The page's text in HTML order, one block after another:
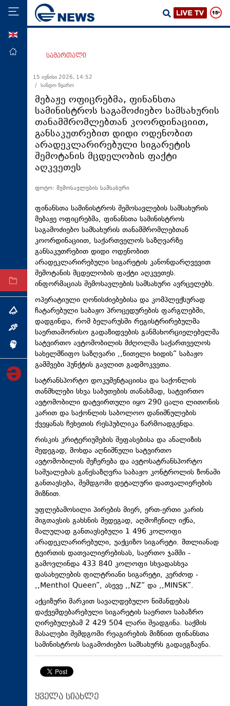
მთავარი
ეკონომიკა
მსოფლიო
ჯანდაცვა
საზოგადოება
სამართალი
თავდაცვა
რეგიონი
კულტურა
სპორტი
ტექნოლოგიები
ტაბლოიდი
არქივი
თემა
ინტერვიუ
ინქვიზიცია
სამართალი
15 ივნისი 2026, 14:52
/ სანდო წყარო
მებაჟე ოფიცრებმა, ფინანსთა
სამინისტროს საგამოძიებო სამსახურის
თანამშრომლებთან კოორდინაციით,
განსაკუთრებით დიდი ოდენობით
არადეკლარირებული სიგარეტის
შემოტანის მცდელობის ფაქტი
აღკვეთეს
ფოტო: შემოსავლების სამსახური
ფინანსთა სამინისტროს შემოსავლების სამსახურის
მებაჟე ოფიცრებმა, ფინანსთა სამინისტროს
საგამოძიებო სამსახურის თანამშრომლებთან
კოორდინაციით, საქართველოს საზღვარზე
განსაკუთრებით დიდი ოდენობით
არადეკლარირებული სიგარეტის კანონდარღვევით
შემოტანის მცდელობის ფაქტი აღკვეთეს.
ინფორმაციას შემოსავლების სამსახური ავრცელებს.
ოპერატიული ღონისძიებებისა და კომპლექსურად
ჩატარებული საბაჟო პროცედურების ფარგლებში,
დადგინდა, რომ ბელარუსში რეგისტრირებულმა
საერთაშორისო გადაზიდვების განმახორციელებელმა
სატვირთო ავტომობილის მძღოლმა საქართველოს
სახელმწიფო საზღვარი ,,წითელი ხიდის“ საბაჟო
გამშვები პუნქტის გავლით გადმოკვეთა.
სატრანსპორტო დოკუმენტაციისა და საქონლის
თანმხლები სხვა საბუთების თანახმად, სატვირთო
ავტომობილი დატვირთული იყო 290 ცალი ლითონის
კარით და საქონლის საბოლოო დანიშნულების
ქვეყანას ჩეხეთის რესპუბლიკა წარმოადგენდა.
რისკის კრიტერიუმების შეფასებისა და ანალიზის
შედეგად, მოხდა აღნიშნული სატვირთო
ავტომობილის შეჩერება და ავტოსატრანსპორტო
საშუალებას განესაზღვრა საბაჟო კონტროლის ზონაში
განთავსება, შემდგომი დეტალური დათვალიერების
მიზნით.
უფლებამოსილი პირების მიერ, ერთ-ერთი კარის
შიგთავსის გახსნის შედეგად, აღმოჩენილ იქნა,
მალულად განთავსებული 1 496 კოლოფი
არადეკლარირებული, უაქციზო სიგარეტი. მთლიანად
ტვირთის დათვალიერებისას, საერთო ჯამში -
გამოვლინდა 433 840 კოლოფი სხვადასხვა
დასახელების ფილტრიანი სიგარეტი, კერძოდ -
,,Menthol Queen”, ასევე ,,NZ“ და ,,MINSK”.
აქციზური მარკით სავალდებულო ნიშანდებას
დაქვემდებარებული სიგარეტის საერთო საბაზრო
ღირებულებამ 2 429 504 ლარი შეადგინა. საქმის
მასალები შემდგომი რეაგირების მიზნით ფინანსთა
სამინისტროს საგამოძიებო სამსახურს გადაეგზავნა.
ყველა სიახლე